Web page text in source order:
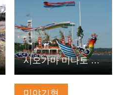
시오가마 미나토 축제